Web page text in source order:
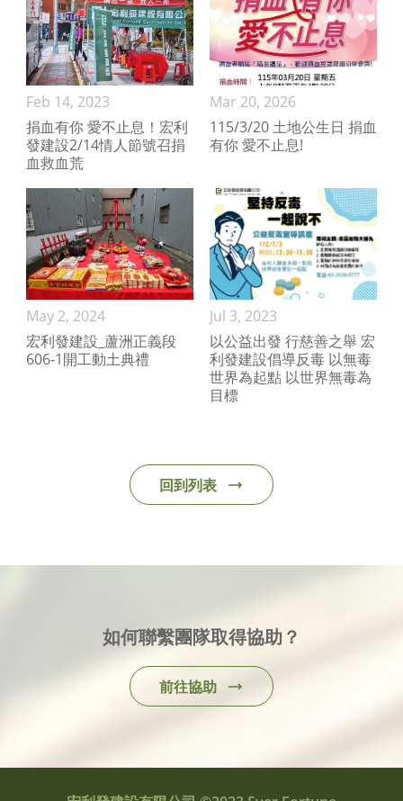
Feb 14, 2023
捐血有你 愛不止息！宏利
發建設2/14情人節號召捐
血救血荒
Mar 20, 2026
115/3/20 土地公生日 捐血
有你 愛不止息!
May 2, 2024
宏利發建設_蘆洲正義段
606-1開工動土典禮
Jul 3, 2023
以公益出發 行慈善之舉 宏
利發建設倡導反毒 以無毒
世界為起點 以世界無毒為
目標
回到列表
如何聯繫團隊取得協助？
前往協助